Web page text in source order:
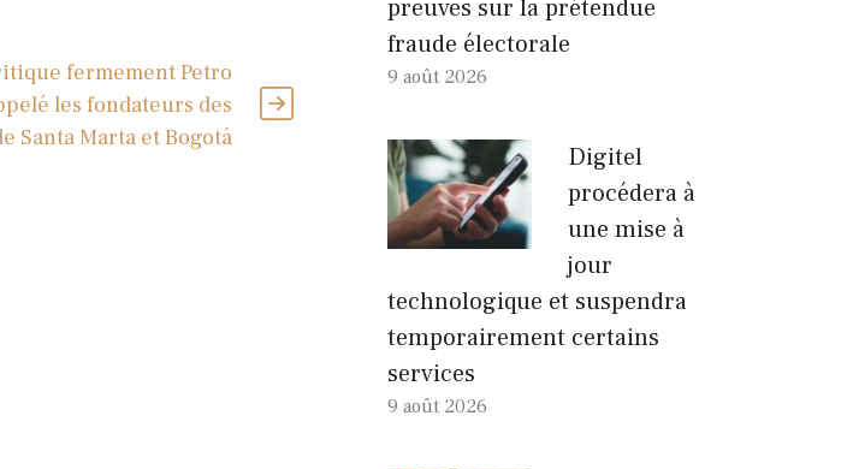
fermement Petro
les fondateurs des
Santa Marta et Bogotá
preuves sur la prétendue
fraude électorale
9 août 2026
Digitel
procédera à
une mise à
jour
technologique et suspendra
temporairement certains
services
9 août 2026